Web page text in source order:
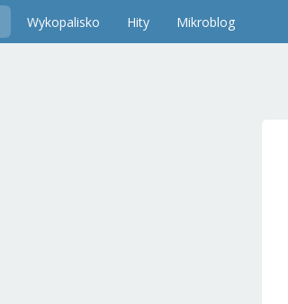
Wykopalisko Hity Mikroblog